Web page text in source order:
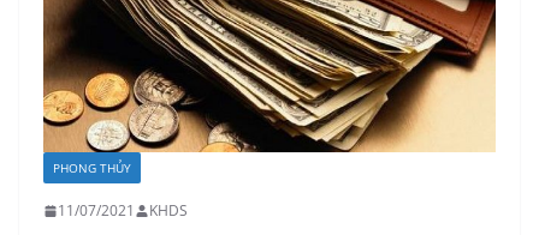
PHONG THỦY
11/07/2021 KHDS